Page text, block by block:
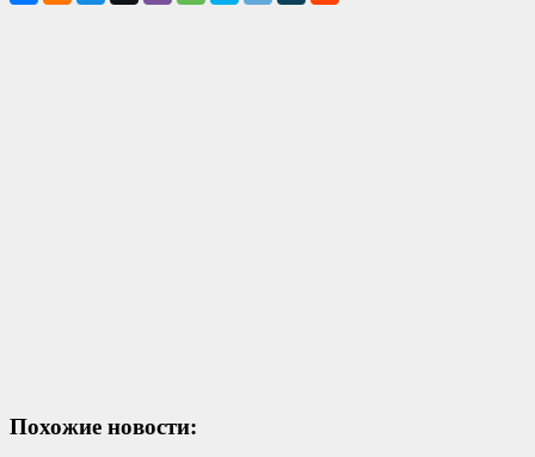
Похожие новости: